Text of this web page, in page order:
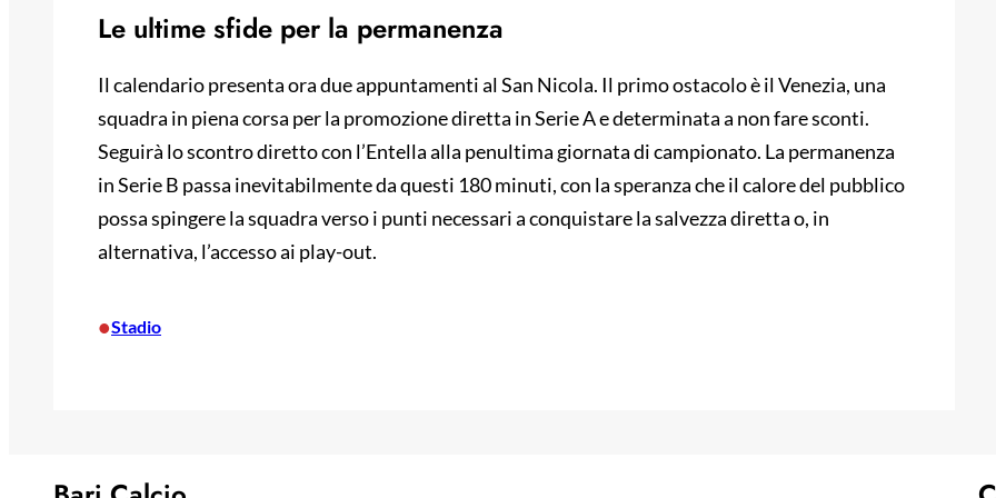
Le ultime sfide per la permanenza
Il calendario presenta ora due appuntamenti al San Nicola. Il primo ostacolo è il Venezia, una
squadra in piena corsa per la promozione diretta in Serie A e determinata a non fare sconti.
Seguirà lo scontro diretto con l’Entella alla penultima giornata di campionato. La permanenza
in Serie B passa inevitabilmente da questi 180 minuti, con la speranza che il calore del pubblico
possa spingere la squadra verso i punti necessari a conquistare la salvezza diretta o, in
alternativa, l’accesso ai play-out.
•Stadio